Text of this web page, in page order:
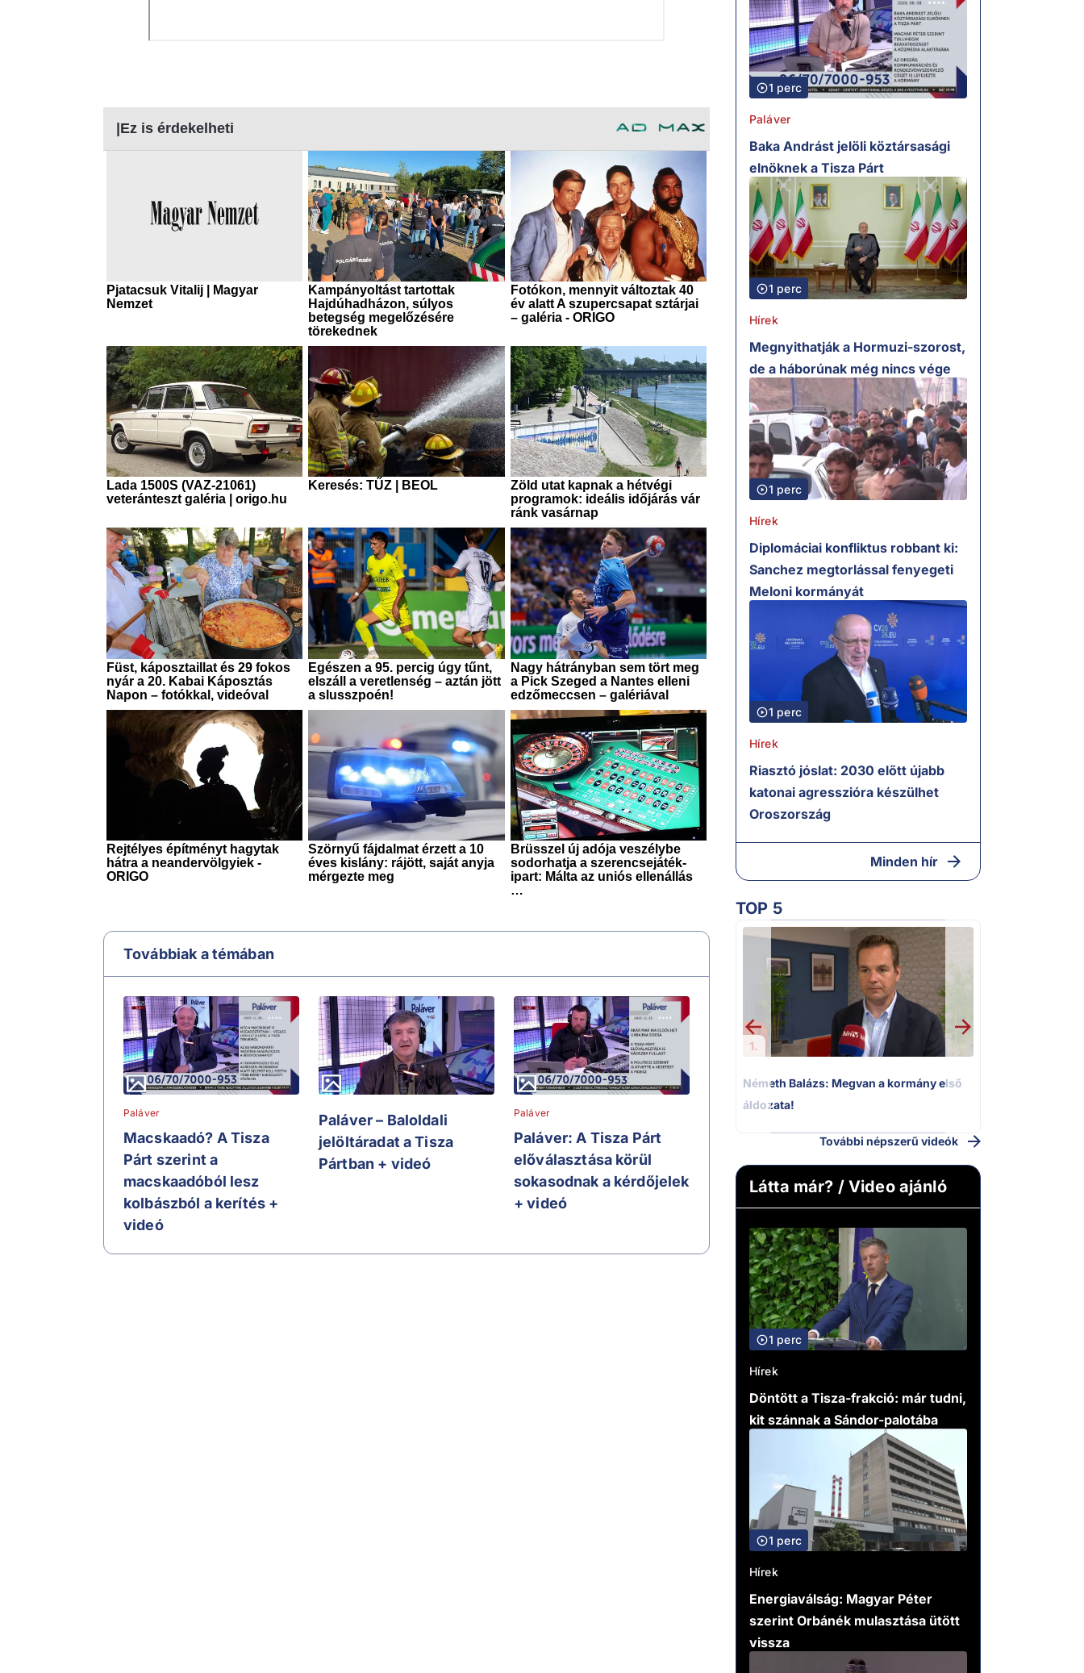
Továbbiak a témában
Paláver
Macskaadó? A Tisza
Párt szerint a
macskaadóból lesz
kolbászból a kerítés +
videó
Paláver – Baloldali
jelöltáradat a Tisza
Pártban + videó
Paláver
Paláver: A Tisza Párt
előválasztása körül
sokasodnak a kérdőjelek
+ videó
1 perc
Paláver
Baka Andrást jelöli köztársasági
elnöknek a Tisza Párt
1 perc
Hírek
Megnyithatják a Hormuzi-szorost,
de a háborúnak még nincs vége
1 perc
Hírek
Diplomáciai konfliktus robbant ki:
Sanchez megtorlással fenyegeti
Meloni kormányát
1 perc
Hírek
Riasztó jóslat: 2030 előtt újabb
katonai agresszióra készülhet
Oroszország
Minden hír
TOP 5
1.
Németh Balázs: Megvan a kormány első
áldozata!
További népszerű videók
Látta már? / Video ajánló
1 perc
Hírek
Döntött a Tisza-frakció: már tudni,
kit szánnak a Sándor-palotába
1 perc
Hírek
Energiaválság: Magyar Péter
szerint Orbánék mulasztása ütött
vissza